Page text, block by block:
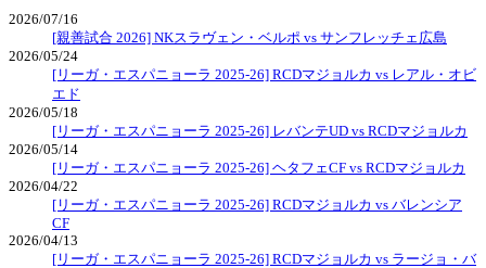
2026/07/16
[親善試合 2026] NKスラヴェン・ベルポ vs サンフレッチェ広島
2026/05/24
[リーガ・エスパニョーラ 2025-26] RCDマジョルカ vs レアル・オビ
エド
2026/05/18
[リーガ・エスパニョーラ 2025-26] レバンテUD vs RCDマジョルカ
2026/05/14
[リーガ・エスパニョーラ 2025-26] ヘタフェCF vs RCDマジョルカ
2026/04/22
[リーガ・エスパニョーラ 2025-26] RCDマジョルカ vs バレンシア
CF
2026/04/13
[リーガ・エスパニョーラ 2025-26] RCDマジョルカ vs ラージョ・バ